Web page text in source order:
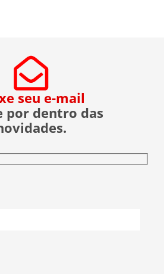
seu e-mail
por dentro das